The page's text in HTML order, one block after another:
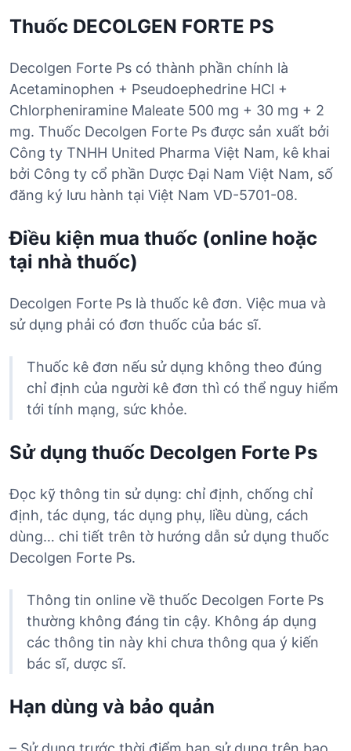
Thuốc DECOLGEN FORTE PS
Decolgen Forte Ps có thành phần chính là
Acetaminophen + Pseudoephedrine HCl +
Chlorpheniramine Maleate 500 mg + 30 mg + 2
mg. Thuốc Decolgen Forte Ps được sản xuất bởi
Công ty TNHH United Pharma Việt Nam, kê khai
bởi Công ty cổ phần Dược Đại Nam Việt Nam, số
đăng ký lưu hành tại Việt Nam VD-5701-08.
Điều kiện mua thuốc (online hoặc
tại nhà thuốc)
Decolgen Forte Ps là thuốc kê đơn. Việc mua và
sử dụng phải có đơn thuốc của bác sĩ.
Thuốc kê đơn nếu sử dụng không theo đúng
chỉ định của người kê đơn thì có thể nguy hiểm
tới tính mạng, sức khỏe.
Sử dụng thuốc Decolgen Forte Ps
Đọc kỹ thông tin sử dụng: chỉ định, chống chỉ
định, tác dụng, tác dụng phụ, liều dùng, cách
dùng… chi tiết trên tờ hướng dẫn sử dụng thuốc
Decolgen Forte Ps.
Thông tin online về thuốc Decolgen Forte Ps
thường không đáng tin cậy. Không áp dụng
các thông tin này khi chưa thông qua ý kiến
bác sĩ, dược sĩ.
Hạn dùng và bảo quản